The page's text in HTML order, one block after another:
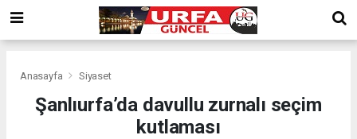
Anasayfa Siyaset
Şanlıurfa’da davullu zurnalı seçim
kutlaması